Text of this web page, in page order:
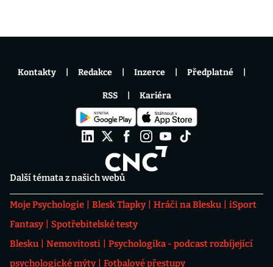
Další témata z našich webů
Moje Psychologie Blesk Tlapky Hráči na Blesku
iSport
Fantasy
Spotřebitelské testy
Blesku
Nemovitosti
Psychologika - podcast rozbíjející
psychologické mýty
Fotbalové přestupy
Kontakty Redakce Inzerce Předplatné
RSS Kariéra